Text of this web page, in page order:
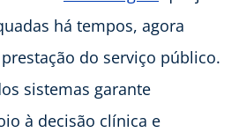
há tempos, agora
do serviço público.
sistemas garante
à decisão clínica e